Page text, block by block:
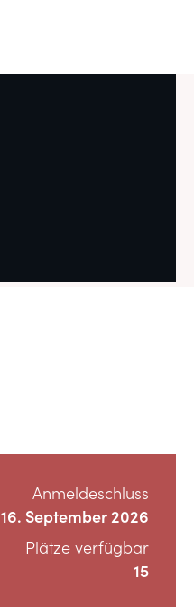
Anmeldeschluss
16. September 2026
Plätze verfügbar
15